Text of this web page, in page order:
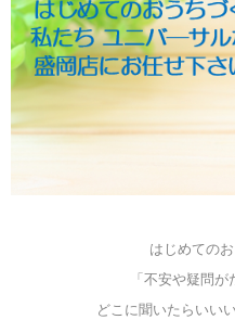
はじめての
「不安や疑問が
どこに聞いたらいい